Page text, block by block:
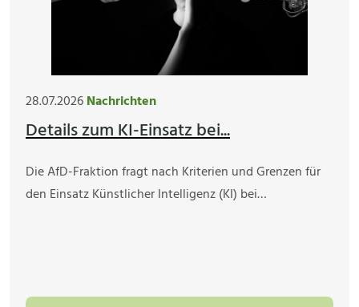
28.07.2026Nachrichten
Details zum KI-Einsatz bei...
Die AfD-Fraktion fragt nach Kriterien und Grenzen für
den Einsatz Künstlicher Intelligenz (KI) bei…